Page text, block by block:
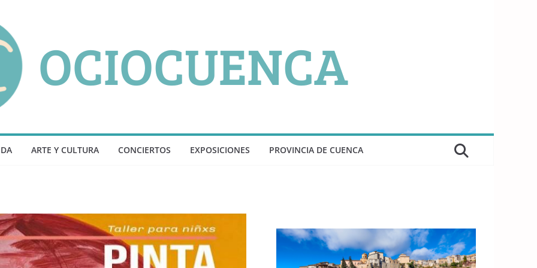
ARTE Y CULTURA CONCIERTOS EXPOSICIONES PROVINCIA DE CUENCA